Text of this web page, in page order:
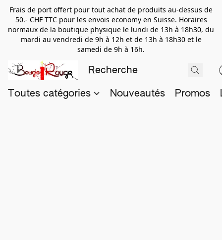
Frais de port offert pour tout achat de produits au-dessus de
50.- CHF TTC pour les envois economy en Suisse. Horaires
normaux de la boutique physique le lundi de 13h à 18h30, du
mardi au vendredi de 9h à 12h et de 13h à 18h30 et le
samedi de 9h à 16h.
Toutes catégories Nouveautés Promos